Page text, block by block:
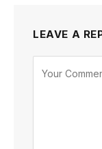
LEAVE A